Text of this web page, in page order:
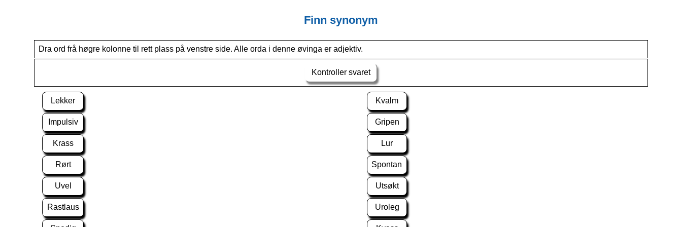
Finn synonym
Dra ord frå høgre kolonne til rett plass på venstre side. Alle orda i denne øvinga er adjektiv.
Kontroller svaret
Lekker
Impulsiv
Krass
Rørt
Uvel
Rastlaus
Kvalm
Gripen
Lur
Spontan
Utsøkt
Uroleg